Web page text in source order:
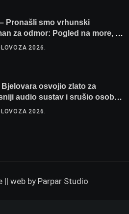
– Pronašli smo vrhunski
za odmor: Pogled na more, tri
sobe i terasa koja osvaja
2026.
Bjelovara osvojio zlato za
audio sustav i srušio osobni
čak 145,9 dB!
2026.
|| web by Parpar Studio